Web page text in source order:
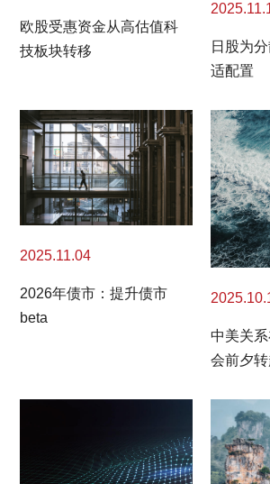
欧股受惠资金从高估值科
技板块转移
日股为
适配置
2025.11.04
2026年债市：提升债市
beta
中美关
会前夕